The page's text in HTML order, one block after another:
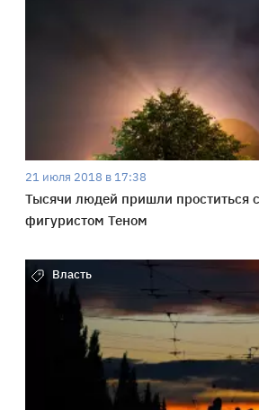
21 июля 2018 в 17:38
Тысячи людей пришли проститься
фигуристом Теном
Власть